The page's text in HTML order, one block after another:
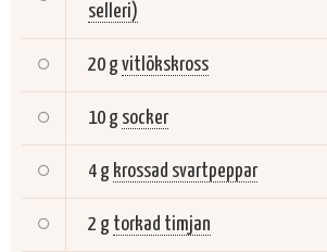
selleri)
20 gvitlökskross
10 g socker
4 g krossad svartpeppar
2 g torkad timjan